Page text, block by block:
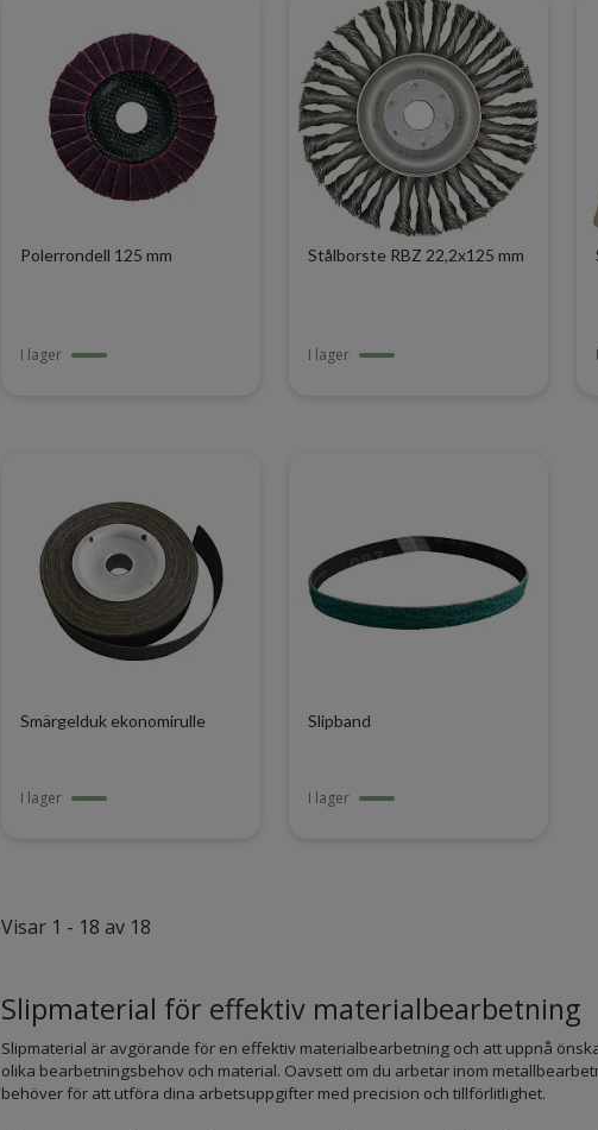
Polerrondell 125 mm
I lager
Stålborste RBZ 22,2x125 mm
I lager
Smärgelduk ekonomirulle
I lager
Slipband
I lager
Visar 1 - 18 av 18
Slipmaterial för effektiv materialbearbetning
Slipmaterial är avgörande för en effektiv materialbearbetning och att uppnå
olika bearbetningsbehov och material. Oavsett om du arbetar inom
behöver för att utföra dina arbetsuppgifter med precision och tillförlitlighet.